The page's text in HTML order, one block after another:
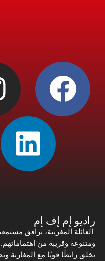
راديو إم إف إم
العائلة المغربية، ترافق
ومتنوعة وقريبة من اهتماماتهم.
تخلق رابطًا قويًا مع